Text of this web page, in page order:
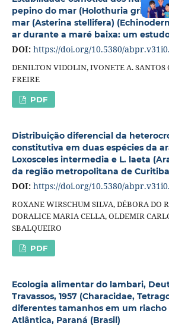
pepino do mar (Holothuria grisea)
mar (Asterina stellifera)
ar durante a maré baixa: um
DOI: https://doi.org/10.5380/
DENILTON VIDOLIN, IVONETE A. SANTOS
FREIRE
PDF
Distribuição diferencial da
constitutiva em duas espécies da
Loxosceles intermedia e L. laeta
da região metropolitana de
DOI: https://doi.org/10.5380/
ROXANE WIRSCHUM SILVA, DÉBORA DO
DORALICE MARIA CELLA, OLDEMIR
SBALQUEIRO
PDF
Ecologia alimentar do lambari,
Travassos, 1957 (Characidae,
diferentes tamanhos em um riacho
Atlântica, Paraná (Brasil)